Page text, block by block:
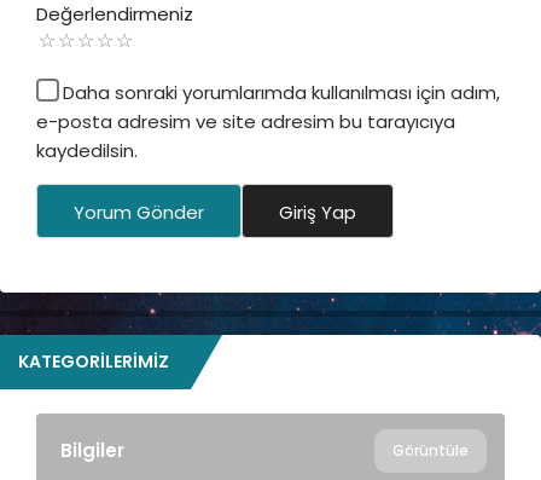
Değerlendirmeniz
Daha sonraki yorumlarımda kullanılması için adım,
e-posta adresim ve site adresim bu tarayıcıya
kaydedilsin.
Yorum Gönder Giriş Yap
KATEGORILERIMIZ
Bilgiler Görüntüle